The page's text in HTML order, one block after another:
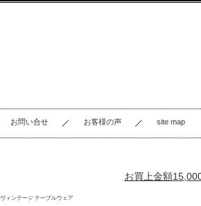
お問い合せ お客様の声 site map
お買上金額
ヴィンテージ テーブルウェア